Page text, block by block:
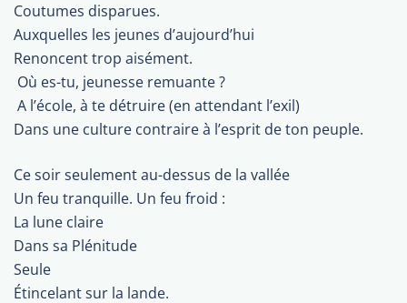
Coutumes disparues.
Auxquelles les jeunes d’aujourd’hui
Renoncent trop aisément.
 Où es-tu, jeunesse remuante ?
 A l’école, à te détruire (en attendant l’exil)
Dans une culture contraire à l’esprit de ton peuple.
Ce soir seulement au-dessus de la vallée
Un feu tranquille. Un feu froid :
La lune claire
Dans sa Plénitude
Seule
Étincelant sur la lande.